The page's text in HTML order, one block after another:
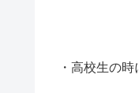
・高校生の